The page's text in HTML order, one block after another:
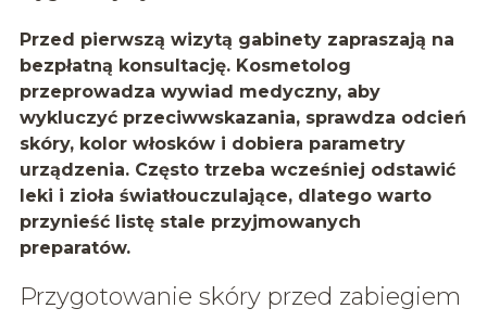
Przed pierwszą wizytą gabinety zapraszają na
bezpłatną konsultację. Kosmetolog
przeprowadza wywiad medyczny, aby
wykluczyć przeciwwskazania, sprawdza odcień
skóry, kolor włosków i dobiera parametry
urządzenia. Często trzeba wcześniej odstawić
leki i zioła światłouczulające, dlatego warto
przynieść listę stale przyjmowanych
preparatów.
Przygotowanie skóry przed zabiegiem